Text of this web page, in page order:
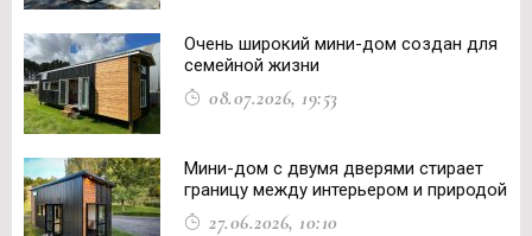
Очень широкий мини-дом создан для
семейной жизни
08.07.2026, 19:53
Мини-дом с двумя дверями стирает
границу между интерьером и природой
27.06.2026, 10:10